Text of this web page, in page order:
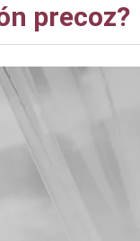
precoz?